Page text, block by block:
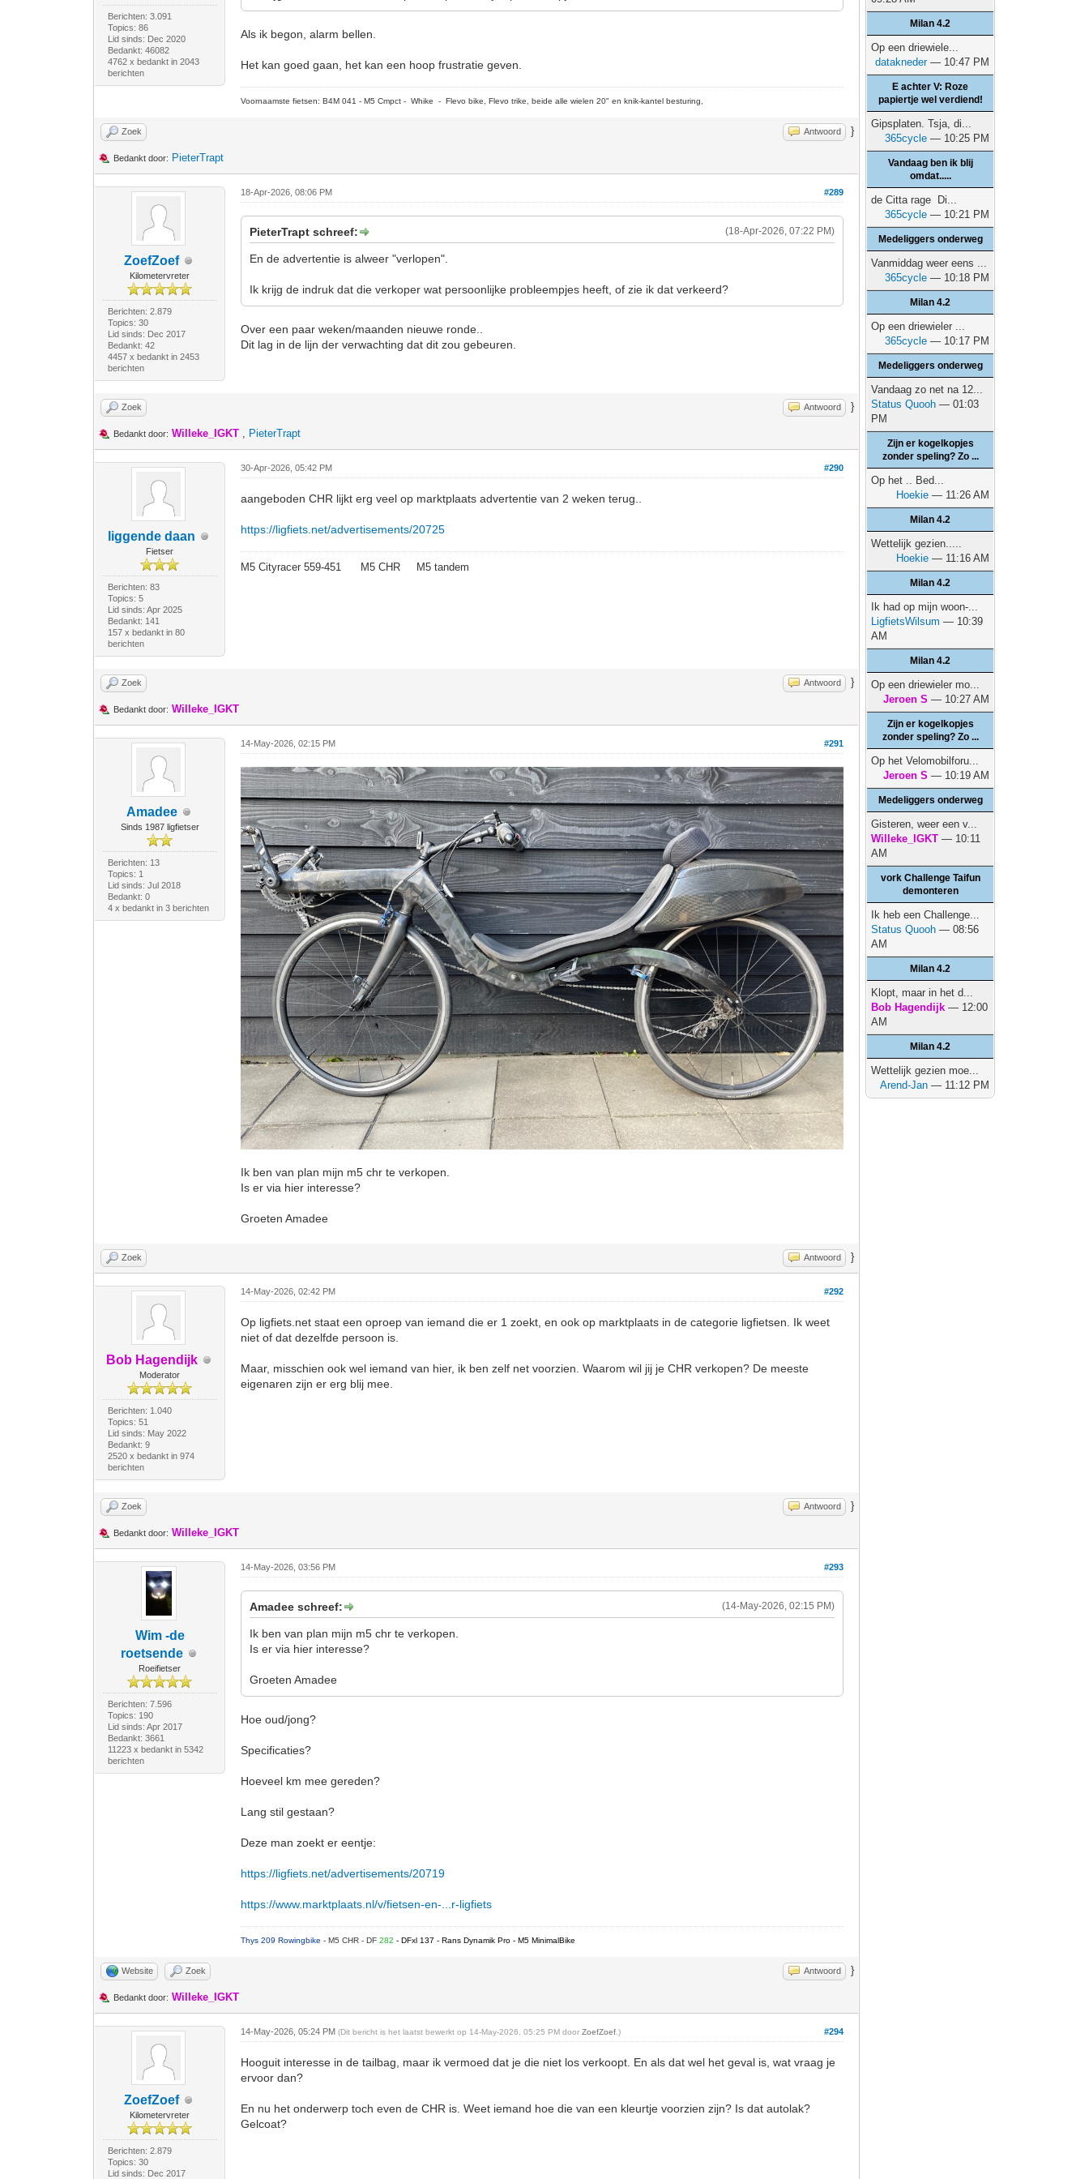
Berichten: 3.091
Topics: 86
Lid sinds: Dec 2020
Bedankt: 46082
4762 x bedankt in 2043
berichten
Als ik begon, alarm bellen.
Het kan goed gaan, het kan een hoop frustratie geven.
Voornaamste fietsen: B4M 041 - M5 Cmpct - Whike - Flevo bike, Flevo trike, beide alle wielen 20" en knik-kantel besturing,
Zoek Antwoord }
Bedankt door: PieterTrapt
ZoefZoef
Kilometervreter
Berichten: 2.879
Topics: 30
Lid sinds: Dec 2017
Bedankt: 42
4457 x bedankt in 2453
berichten
#289
18-Apr-2026, 08:06 PM
(18-Apr-2026, 07:22 PM)
PieterTrapt schreef:
En de advertentie is alweer "verlopen".
Ik krijg de indruk dat die verkoper wat persoonlijke probleempjes heeft, of zie ik dat verkeerd?
Over een paar weken/maanden nieuwe ronde..
Dit lag in de lijn der verwachting dat dit zou gebeuren.
Zoek Antwoord }
Bedankt door: Willeke_IGKT , PieterTrapt
liggende daan
Fietser
Berichten: 83
Topics: 5
Lid sinds: Apr 2025
Bedankt: 141
157 x bedankt in 80
berichten
#290
30-Apr-2026, 05:42 PM
aangeboden CHR lijkt erg veel op marktplaats advertentie van 2 weken terug..
https://ligfiets.net/advertisements/20725
M5 Cityracer 559-451 M5 CHR M5 tandem
Zoek Antwoord }
Bedankt door: Willeke_IGKT
Amadee
Sinds 1987 ligfietser
Berichten: 13
Topics: 1
Lid sinds: Jul 2018
Bedankt: 0
4 x bedankt in 3 berichten
#291
14-May-2026, 02:15 PM
Ik ben van plan mijn m5 chr te verkopen.
Is er via hier interesse?
Groeten Amadee
Zoek Antwoord }
Bob Hagendijk
Moderator
Berichten: 1.040
Topics: 51
Lid sinds: May 2022
Bedankt: 9
2520 x bedankt in 974
berichten
#292
14-May-2026, 02:42 PM
Op ligfiets.net staat een oproep van iemand die er 1 zoekt, en ook op marktplaats in de categorie ligfietsen. Ik weet
niet of dat dezelfde persoon is.
Maar, misschien ook wel iemand van hier, ik ben zelf net voorzien. Waarom wil jij je CHR verkopen? De meeste
eigenaren zijn er erg blij mee.
Zoek Antwoord }
Bedankt door: Willeke_IGKT
Wim -de
roetsende
Roeifietser
Berichten: 7.596
Topics: 190
Lid sinds: Apr 2017
Bedankt: 3661
11223 x bedankt in 5342
berichten
#293
14-May-2026, 03:56 PM
(14-May-2026, 02:15 PM)
Amadee schreef:
Ik ben van plan mijn m5 chr te verkopen.
Is er via hier interesse?
Groeten Amadee
Hoe oud/jong?
Specificaties?
Hoeveel km mee gereden?
Lang stil gestaan?
Deze man zoekt er eentje:
https://ligfiets.net/advertisements/20719
https://www.marktplaats.nl/v/fietsen-en-...r-ligfiets
Thys 209 Rowingbike- M5 CHR - DF282- DFxl 137 - Rans Dynamik Pro - M5 MinimalBike
Website Zoek Antwoord }
Bedankt door: Willeke_IGKT
ZoefZoef
Kilometervreter
Berichten: 2.879
Topics: 30
Lid sinds: Dec 2017
#294
14-May-2026, 05:24 PM(Dit bericht is het laatst bewerkt op 14-May-2026, 05:25 PM doorZoefZoef .)
Hooguit interesse in de tailbag, maar ik vermoed dat je die niet los verkoopt. En als dat wel het geval is, wat vraag je
ervoor dan?
En nu het onderwerp toch even de CHR is. Weet iemand hoe die van een kleurtje voorzien zijn? Is dat autolak?
Gelcoat?
Milan 4.2
Op een driewiele...
datakneder— 10:47 PM
E achter V: Roze
papiertje wel verdiend!
Gipsplaten. Tsja, di...
365cycle — 10:25 PM
Vandaag ben ik blij
omdat.....
de Citta rage Di...
365cycle — 10:21 PM
Medeliggers onderweg
Vanmiddag weer eens ...
365cycle — 10:18 PM
Milan 4.2
Op een driewieler ...
365cycle — 10:17 PM
Medeliggers onderweg
Vandaag zo net na 12...
Status Quooh — 01:03
PM
Zijn er kogelkopjes
zonder speling? Zo ...
Op het .. Bed...
Hoekie — 11:26 AM
Milan 4.2
Wettelijk gezien.....
Hoekie — 11:16 AM
Milan 4.2
Ik had op mijn woon-...
LigfietsWilsum — 10:39
AM
Milan 4.2
Op een driewieler mo...
Jeroen S — 10:27 AM
Zijn er kogelkopjes
zonder speling? Zo ...
Op het Velomobilforu...
Jeroen S — 10:19 AM
Medeliggers onderweg
Gisteren, weer een v...
Willeke_IGKT — 10:11
AM
vork Challenge Taifun
demonteren
Ik heb een Challenge...
Status Quooh — 08:56
AM
Milan 4.2
Klopt, maar in het d...
Bob Hagendijk — 12:00
AM
Milan 4.2
Wettelijk gezien moe...
Arend-Jan — 11:12 PM